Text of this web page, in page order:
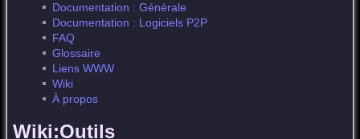
Documentation : Générale
Documentation : Logiciels P2P
FAQ
Glossaire
Liens WWW
Wiki
À propos
Wiki:Outils